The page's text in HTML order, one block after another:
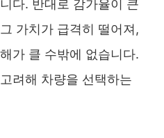
다. 반대로 감가율이 큰
가치가 급격히 떨어져,
가 클 수밖에 없습니다.
려해 차량을 선택하는